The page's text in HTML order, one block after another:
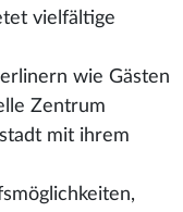
vielfältige
wie Gästen
Zentrum
mit ihrem